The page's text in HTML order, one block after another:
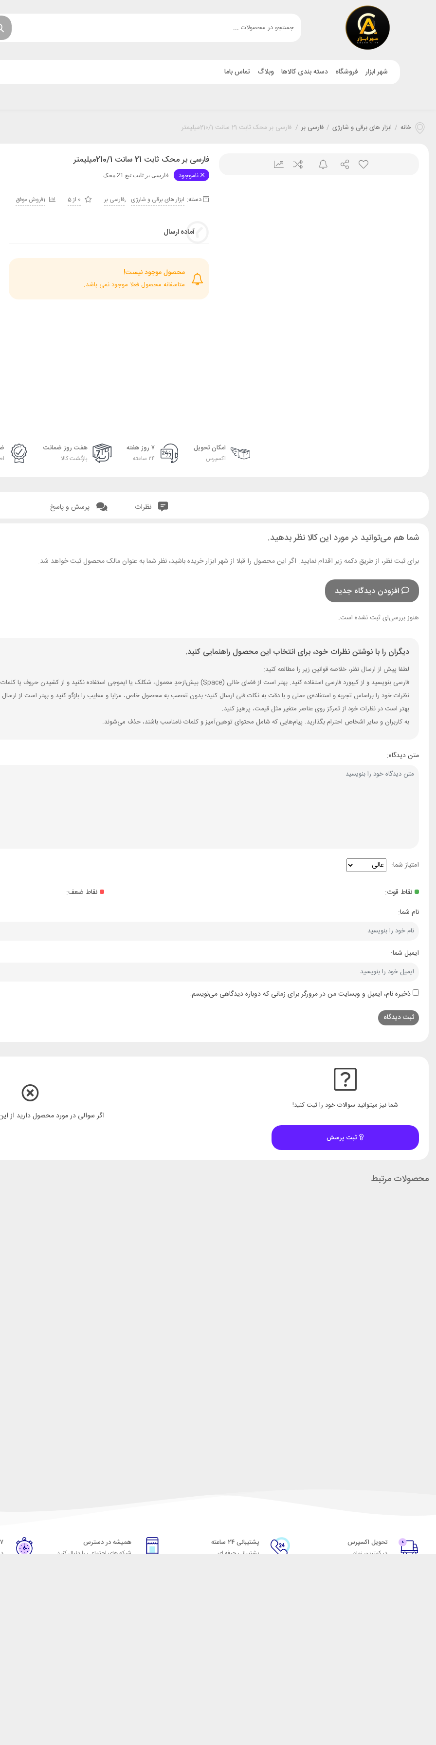
شهر ابزار فروشگاه دسته بندی کالاها وبلاگ تماس باما
خانه / ابزار های برقی و شارژی / فارسی بر / فارسی بر محک ثابت 21 سانت 210/1میلیمتر
فارسی بر محک ثابت 21 سانت 210/1میلیمتر
ناموجود فارسی بر ثابت تیغ 21 محک
دسته: ابزار های برقی و شارژی ,فارسی بر 0 از 5 1فروش موفق
آماده ارسال
محصول موجود نیست!
متاسفانه محصول فعلا موجود نمی باشد.
امکان تحویل
اکسپرس
۷ روز هفته
۲۴ ساعته
هفت روز ضمانت
بازگشت کالا
نظرات پرسش و پاسخ
شما هم می‌توانید در مورد این کالا نظر بدهید.
برای ثبت نظر، از طریق دکمه زیر اقدام نمایید. اگر این محصول را قبلا از شهر ابزار خریده باشید، نظر شما به عنوان مالک محصول ثبت خواهد شد.
افزودن دیدگاه جدید
هنوز بررسی‌ای ثبت نشده است.
دیگران را با نوشتن نظرات خود، برای انتخاب این محصول راهنمایی کنید.
لطفا پیش از ارسال نظر، خلاصه قوانین زیر را مطالعه کنید:
فارسی بنویسید و از کیبورد فارسی استفاده کنید. بهتر است از فضای خالی (Space) بیش‌از‌حدِ معمول، شکلک یا ایموجی استفاده نکنید و از کشیدن حروف یا کلمات با صفحه‌کلید بپرهیزید.
نظرات خود را براساس تجربه و استفاده‌ی عملی و با دقت به نکات فنی ارسال کنید؛ بدون تعصب به محصول خاص، مزایا و معایب را بازگو کنید و بهتر است از
بهتر است در نظرات خود از تمرکز روی عناصر متغیر مثل قیمت، پرهیز کنید.
به کاربران و سایر اشخاص احترام بگذارید. پیام‌هایی که شامل محتوای توهین‌آمیز و کلمات نامناسب باشند، حذف می‌شوند.
متن دیدگاه:
امتیاز شما:
نقاط قوت:
نقاط ضعف:
نام شما:
ایمیل شما:
ذخیره نام، ایمیل و وبسایت من در مرورگر برای زمانی که دوباره دیدگاهی می‌نویسم.
شما نیز میتوانید سوالات خود را ثبت کنید!
ثبت پرسش
اگر سوالی در مورد محصول دارید از
محصولات مرتبط
تحویل اکسپرس
در کمترین زمان
پشتیبانی ۲۴ ساعته
پشتیبانی حرفه ای
همیشه در دسترس
شبکه های اجتماعی را دنبال کنید
۷ روز ضمانت بازگشت